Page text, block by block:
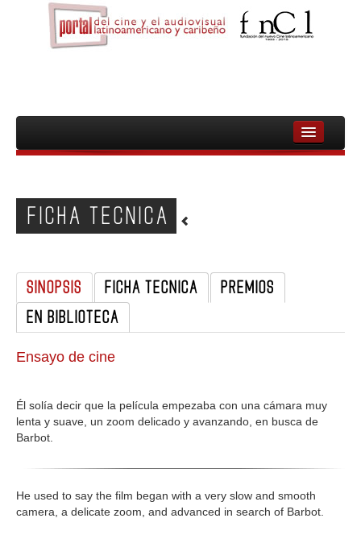
INICIO
PELICULAS
DOCUMENTALES
MUJERES
AUDIOVISUAL INDIGENA Y COMUNITARIO
FICHA TECNICA
SINOPSIS FICHA TECNICA
PREMIOS
EN BIBLIOTECA
Ensayo de cine
Él solía decir que la película empezaba con una cámara muy
lenta y suave, un zoom delicado y avanzando, en busca de
Barbot.
He used to say the film began with a very slow and smooth
camera, a delicate zoom, and advanced in search of Barbot.